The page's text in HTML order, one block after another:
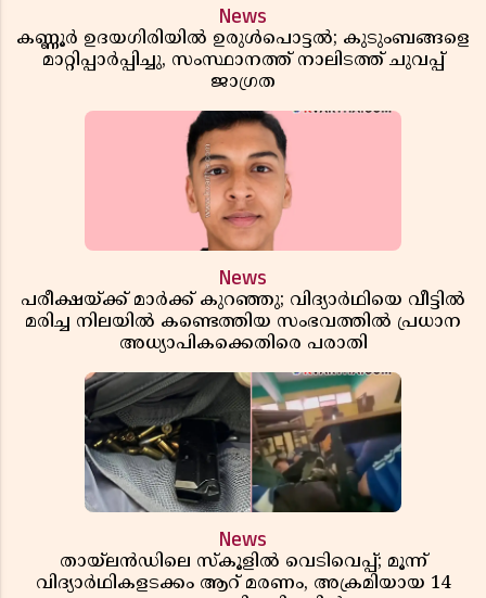
News
കണ്ണൂർ ഉദയഗിരിയിൽ ഉരുൾപൊട്ടൽ; കുടുംബങ്ങളെ
മാറ്റിപ്പാർപ്പിച്ചു, സംസ്ഥാനത്ത് നാലിടത്ത് ചുവപ്പ്
ജാഗ്രത
News
പരീക്ഷയ്ക്ക് മാർക്ക് കുറഞ്ഞു; വിദ്യാർഥിയെ വീട്ടിൽ
മരിച്ച നിലയിൽ കണ്ടെത്തിയ സംഭവത്തിൽ പ്രധാന
അധ്യാപികക്കെതിരെ പരാതി
News
തായ്‌ലൻഡിലെ സ്‌കൂളിൽ വെടിവെപ്പ്; മൂന്ന്
വിദ്യാർഥികളടക്കം ആറ് മരണം, അക്രമിയായ 14